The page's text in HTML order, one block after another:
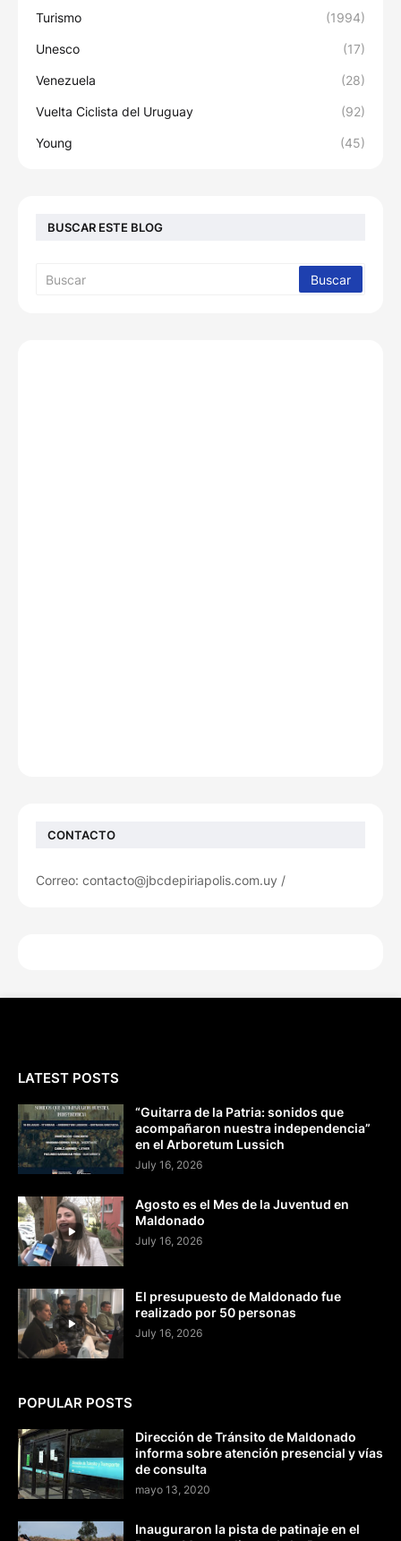
Turismo (1994)
Unesco (17)
Venezuela (28)
Vuelta Ciclista del Uruguay (92)
Young (45)
BUSCAR ESTE BLOG
CONTACTO
Correo: contacto@jbcdepiriapolis.com.uy /
LATEST POSTS
“Guitarra de la Patria: sonidos que
acompañaron nuestra independencia”
en el Arboretum Lussich
July 16, 2026
Agosto es el Mes de la Juventud en
Maldonado
July 16, 2026
El presupuesto de Maldonado fue
realizado por 50 personas
July 16, 2026
POPULAR POSTS
Dirección de Tránsito de Maldonado
informa sobre atención presencial y vías
de consulta
mayo 13, 2020
Inauguraron la pista de patinaje en el